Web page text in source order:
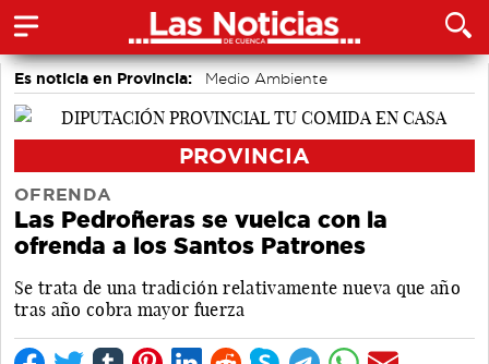
Es noticia en Provincia:
Medio Ambiente
accidentes laborales
PROVINCIA
OFRENDA
Las Pedroñeras se vuelca con la
ofrenda a los Santos Patrones
Se trata de una tradición relativamente nueva que año
tras año cobra mayor fuerza